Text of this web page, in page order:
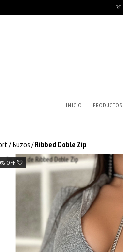
🏹
INICIO PRODUCTOS
/ Buzos / Ribbed Doble Zip
OFF 💘